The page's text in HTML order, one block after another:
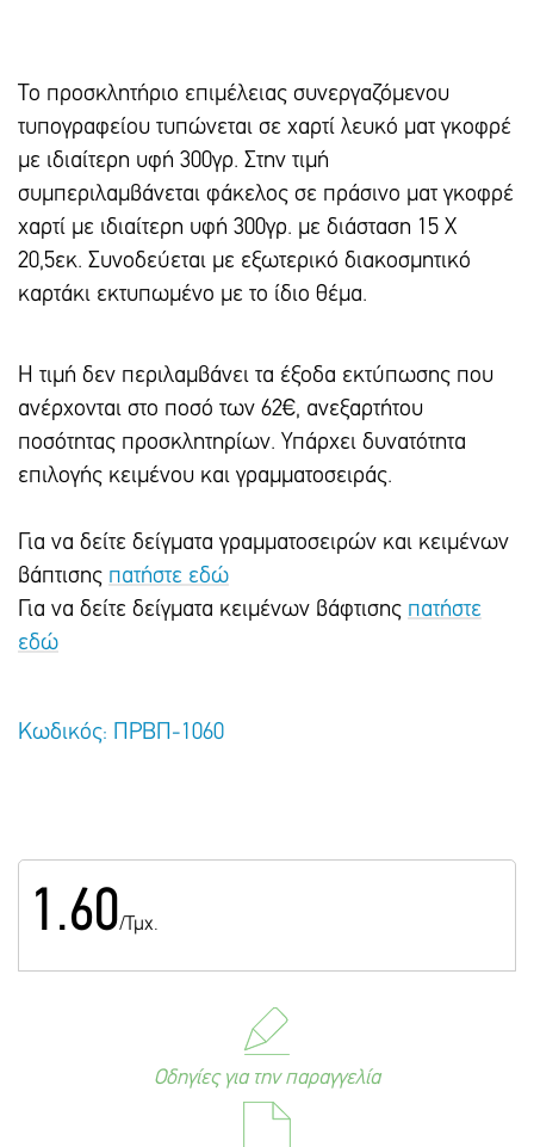
Το προσκλητήριο επιμέλειας συνεργαζόμενου
τυπογραφείου τυπώνεται σε χαρτί λευκό ματ γκοφρέ
με ιδιαίτερη υφή 300γρ. Στην τιμή
συμπεριλαμβάνεται φάκελος σε πράσινο ματ γκοφρέ
χαρτί με ιδιαίτερη υφή 300γρ. με διάσταση 15 Χ
20,5εκ. Συνοδεύεται με εξωτερικό διακοσμητικό
καρτάκι εκτυπωμένο με το ίδιο θέμα.
Η τιμή δεν περιλαμβάνει τα έξοδα εκτύπωσης που
ανέρχονται στο ποσό των 62€, ανεξαρτήτου
ποσότητας προσκλητηρίων. Υπάρxει δυνατότητα
επιλογής κειμένου και γραμματοσειράς.
Για να δείτε δείγματα γραμματοσειρών και κειμένων
βάπτισης πατήστε εδώ
Για να δείτε δείγματα κειμένων βάφτισης πατήστε
εδώ
Κωδικός: ΠΡΒΠ-1060
1.60/Τμχ.
Οδηγίες για την παραγγελία